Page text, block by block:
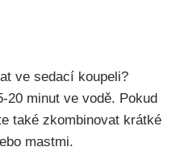
ve sedací ⁢koupeli?
20 minut ve vodě. Pokud
také⁤ zkombinovat ‌krátké
mastmi.